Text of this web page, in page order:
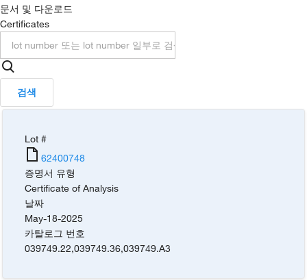
문서 및 다운로드
Certificates
검색
Lot #
62400748
증명서 유형
Certificate of Analysis
날짜
May-18-2025
카탈로그 번호
039749.22,039749.36,039749.A3